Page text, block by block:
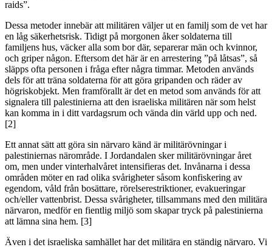
raids”.
Dessa metoder innebär att militären väljer ut en familj som de vet har
en låg säkerhetsrisk. Tidigt på morgonen åker soldaterna till
familjens hus, väcker alla som bor där, separerar män och kvinnor,
och griper någon. Eftersom det här är en arrestering ”på låtsas”, så
släpps ofta personen i fråga efter några timmar. Metoden används
dels för att träna soldaterna för att göra gripanden och räder av
högriskobjekt. Men framförallt är det en metod som används för att
signalera till palestinierna att den israeliska militären när som helst
kan komma in i ditt vardagsrum och vända din värld upp och ned.
[2]
Ett annat sätt att göra sin närvaro känd är militärövningar i
palestiniernas närområde. I Jordandalen sker militärövningar året
om, men under vinterhalvåret intensifieras det. Invånarna i dessa
områden möter en rad olika svårigheter såsom konfiskering av
egendom, våld från bosättare, rörelserestriktioner, evakueringar
och/eller vattenbrist. Dessa svårigheter, tillsammans med den militära
närvaron, medför en fientlig miljö som skapar tryck på palestinierna
att lämna sina hem. [3]
Även i det israeliska samhället har det militära en ständig närvaro. Vi